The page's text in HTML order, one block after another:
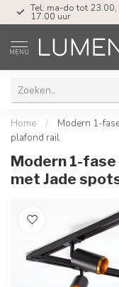
Tel: ma-do tot
17.00 uur
MENU
Home /
Modern 1-
plafond rail
Modern 1-
met Jade